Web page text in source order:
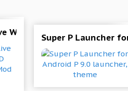
Wallpapers & HD
Super P Launcher